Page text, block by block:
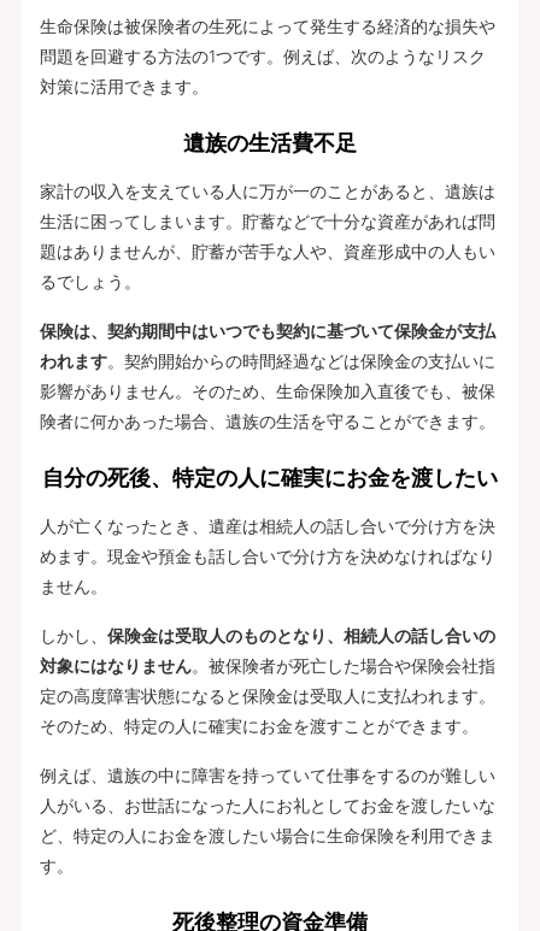
生命保険は被保険者の生死によって発生する経済的な損失や
問題を回避する方法の1つです。例えば、次のようなリスク
対策に活用できます。
遺族の生活費不足
家計の収入を支えている人に万が一のことがあると、遺族は
生活に困ってしまいます。貯蓄などで十分な資産があれば問
題はありませんが、貯蓄が苦手な人や、資産形成中の人もい
るでしょう。
保険は、契約期間中はいつでも契約に基づいて保険金が支払
われます。契約開始からの時間経過などは保険金の支払いに
影響がありません。そのため、生命保険加入直後でも、被保
険者に何かあった場合、遺族の生活を守ることができます。
自分の死後、特定の人に確実にお金を渡したい
人が亡くなったとき、遺産は相続人の話し合いで分け方を決
めます。現金や預金も話し合いで分け方を決めなければなり
ません。
しかし、 保険金は受取人のものとなり、相続人の話し合いの
対象にはなりません。被保険者が死亡した場合や保険会社指
定の高度障害状態になると保険金は受取人に支払われます。
そのため、特定の人に確実にお金を渡すことができます。
例えば、遺族の中に障害を持っていて仕事をするのが難しい
人がいる、お世話になった人にお礼としてお金を渡したいな
ど、特定の人にお金を渡したい場合に生命保険を利用できま
す。
死後整理の資金準備